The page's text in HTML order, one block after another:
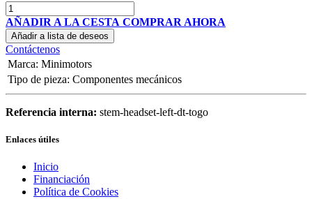
AÑADIR A LA CESTA COMPRAR AHORA
Añadir a lista de deseos
Contáctenos
Marca: Minimotors
Tipo de pieza: Componentes mecánicos
Referencia interna: stem-headset-left-dt-togo
Enlaces útiles
Inicio
Financiación
Política de Cookies